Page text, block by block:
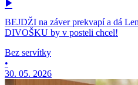
BEJDŽI na záver prekvapí a dá
DIVOŠKU by v posteli chcel!
Bez servítky
•
30. 05. 2026